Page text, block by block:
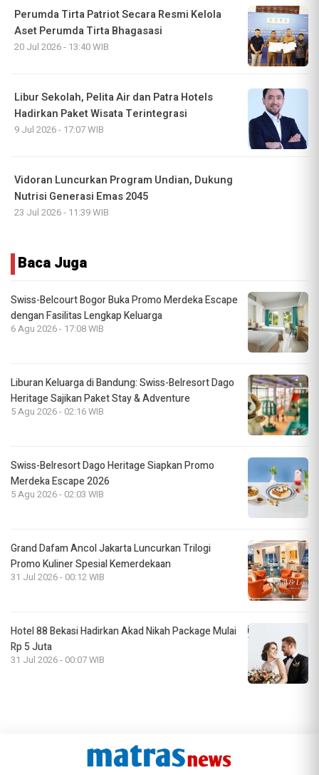
Perumda Tirta Patriot Secara Resmi Kelola
Aset Perumda Tirta Bhagasasi
20 Jul 2026 - 13:40 WIB
Libur Sekolah, Pelita Air dan Patra Hotels
Hadirkan Paket Wisata Terintegrasi
9 Jul 2026 - 17:07 WIB
Vidoran Luncurkan Program Undian, Dukung
Nutrisi Generasi Emas 2045
23 Jul 2026 - 11:39 WIB
Baca Juga
Swiss-Belcourt Bogor Buka Promo Merdeka Escape
dengan Fasilitas Lengkap Keluarga
6 Agu 2026 - 17:08 WIB
Liburan Keluarga di Bandung: Swiss-Belresort Dago
Heritage Sajikan Paket Stay & Adventure
5 Agu 2026 - 02:16 WIB
Swiss-Belresort Dago Heritage Siapkan Promo
Merdeka Escape 2026
5 Agu 2026 - 02:03 WIB
Grand Dafam Ancol Jakarta Luncurkan Trilogi
Promo Kuliner Spesial Kemerdekaan
31 Jul 2026 - 00:12 WIB
Hotel 88 Bekasi Hadirkan Akad Nikah Package Mulai
Rp 5 Juta
31 Jul 2026 - 00:07 WIB